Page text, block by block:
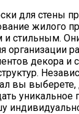
для стены
жилого
стильным.
организации
декора и
вы выберете,
уникальное